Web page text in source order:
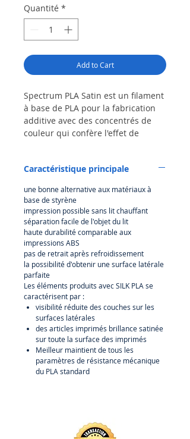
Quantité *
Add to Cart
Spectrum PLA Satin est un filament
à base de PLA pour la fabrication
additive avec des concentrés de
couleur qui confère l'effet de
aux propriétés esthétiques
surface des articles imprimés
réduit considérablement la
visibilité des couches sur la surface
latérale des articles imprimés. En
utilisant un pigment spécialement
développé, il est possible de
conserver les propriétés classiques
du PLA, c'est-à-dire l'impression
simple et efficace, tout en obtenant
un taux de retrait très faible et une
résistance à la traction
relativement élevée. Ainsi, le
matériau est conçu pour ceux qui
apprécient une impression simple
et des propriétés esthétiques très
Caractéristique principale
une bonne alternative aux matériaux à
base de styrène
impression possible sans lit chauffant
séparation facile de l'objet du lit
haute durabilité comparable aux
impressions ABS
pas de retrait après refroidissement
la possibilité d'obtenir une surface latérale
parfaite
Les éléments produits avec SILK PLA se
caractérisent par :
visibilité réduite des couches sur les
surfaces latérales
des articles imprimés brillance satinée
sur toute la surface des imprimés
Meilleur maintient de tous les
paramètres de résistance mécanique
du PLA standard